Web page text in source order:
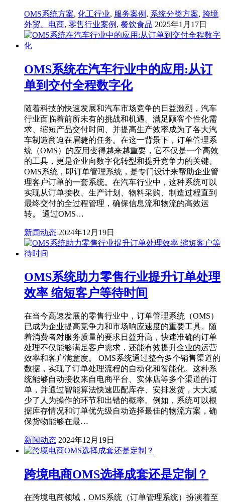
OMS系统方案, 化工行业, 服务案例 , 系统分类方案, 跨境
外贸、电商, 零售行业案例 , 餐饮食品 2025年1月17日
OMS系统在汽车行业中的应用:从订
单到交付全程数字化
随着科技的快速发展和汽车市场竞争的日益激烈，汽车
行业面临着前所未有的挑战和机遇。满足顾客个性化需
求、缩短产品交付时间、并提高生产效率成为了各大汽
车制造商迫在眉睫的任务。在这一背景下，订单管理系
统（OMS）的应用变得越来越重要，它不仅是一个高效
的工具，更是企业向数字化转型和提升竞争力的关键。
OMS系统，即订单管理系统，是专门设计来帮助企业管
理客户订单的一套系统。在汽车行业中，这种系统可以
实现从订单接收、生产计划、物料采购、制造过程直到
最终交付的全过程管理，确保信息流和物流的高效运
转。 通过OMS…
新闻动态 2024年12月19日
OMS系统助力零售行业提升订单处理
效率 缩短客户等待时间
在当今高速发展的零售行业中，订单管理系统（OMS）
已成为企业提高竞争力和市场响应速度的重要工具。随
着消费者对服务质量的要求日益升高，快速准确的订单
处理不仅能够满足客户需求，还能有效提升企业的运营
效率和客户满意度。 OMS系统通过整合多个销售渠道的
数据，实现了订单处理流程的自动化和智能化。这种系
统能够自动接收来自电商平台、实体店等多个渠道的订
单，并通过智能算法快速匹配库存、安排发货，大大减
少了人为操作的环节和出错的概率。例如，系统可以根
据库存情况和订单优先级自动选择最佳的物流方案，确
保货物能够在最…
新闻动态 2024年12月19日
跨境电商OMS选择成套还是定制？
在跨境电商领域，OMS系统（订单管理系统）扮演着至